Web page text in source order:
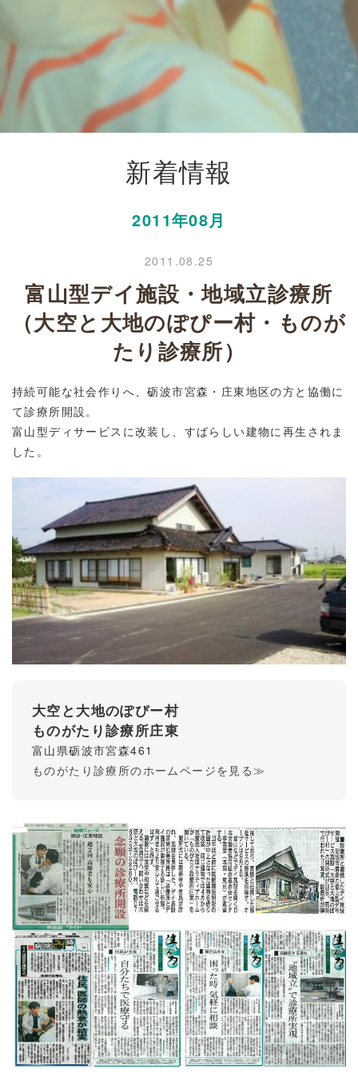
新着情報
2011年08月
2011.08.25
富山型デイ施設・地域立診療所
（大空と大地のぽぴー村・ものが
たり診療所）
持続可能な社会作りへ、砺波市宮森・庄東地区の方と協働に
て診療所開設。
富山型ディサービスに改装し、すばらしい建物に再生されま
した。
大空と大地のぽぴー村
ものがたり診療所庄東
富山県砺波市宮森461
ものがたり診療所のホームページを見る≫